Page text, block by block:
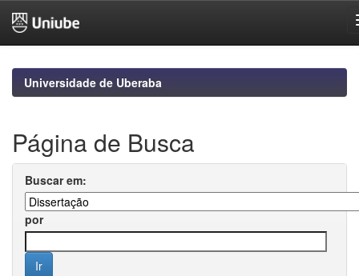
navigationUniversidade de Uberaba
Página de Busca
Buscar em:
por